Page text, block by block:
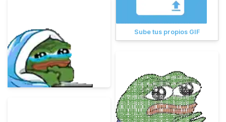
Sube tus propios GIF